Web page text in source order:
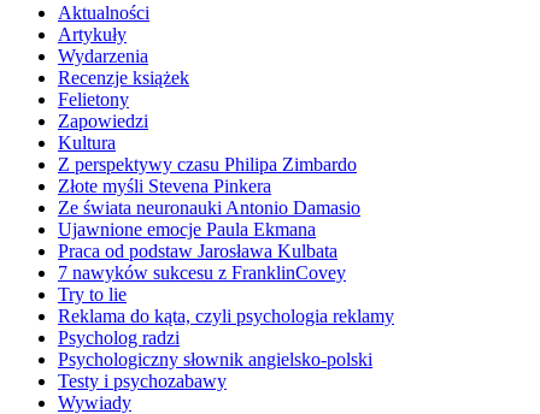
Aktualności
Artykuły
Wydarzenia
Recenzje książek
Felietony
Zapowiedzi
Kultura
Z perspektywy czasu Philipa Zimbardo
Złote myśli Stevena Pinkera
Ze świata neuronauki Antonio Damasio
Ujawnione emocje Paula Ekmana
Praca od podstaw Jarosława Kulbata
7 nawyków sukcesu z FranklinCovey
Try to lie
Reklama do kąta, czyli psychologia reklamy
Psycholog radzi
Psychologiczny słownik angielsko-polski
Testy i psychozabawy
Wywiady